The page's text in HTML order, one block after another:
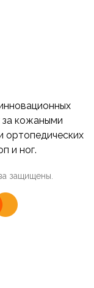
за кожаными
ортопедических
и ног.
защищены.